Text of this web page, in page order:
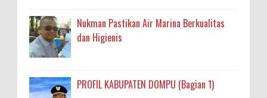
Nukman Pastikan Air Marina Berkualitas
dan Higienis
PROFIL KABUPATEN DOMPU (Bagian 1)